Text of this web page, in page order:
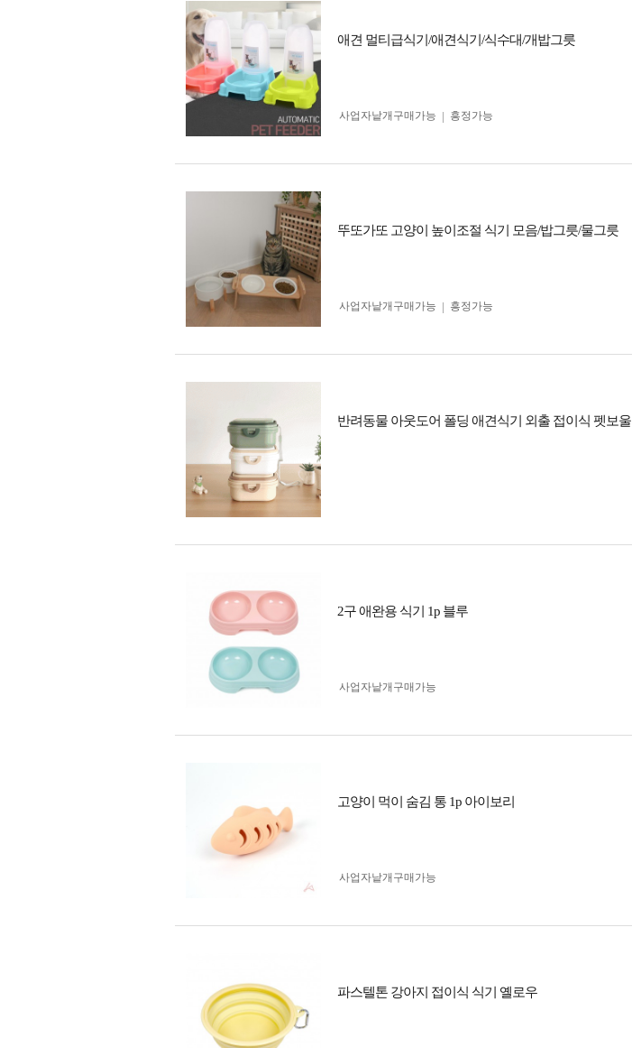
애견 멀티급식기/애견식기/식수대/개밥그릇
사업자 낱개구매가능 흥정가능
뚜또가또 고양이 높이조절 식기 모음/밥그릇/물그릇
사업자 낱개구매가능 흥정가능
반려동물 아웃도어 폴딩 애견식기 외출 접이식 펫보울
2구 애완용 식기 1p 블루
사업자 낱개구매가능
고양이 먹이 숨김 통 1p 아이보리
사업자 낱개구매가능
파스텔톤 강아지 접이식 식기 옐로우